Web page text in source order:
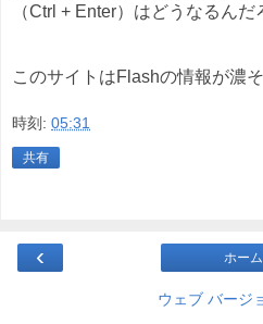
（Ctrl + Enter）はどうなるんだ
このサイトはFlashの情報が濃
時刻: 05:31
共有
‹ ホーム
ウェブ バージ